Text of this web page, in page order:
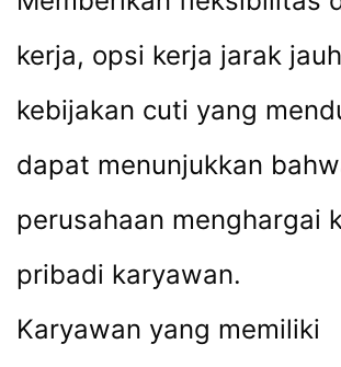
kerja, opsi kerja jarak
kebijakan cuti yang
dapat menunjukkan
perusahaan menghargai
pribadi karyawan.
Karyawan yang memiliki